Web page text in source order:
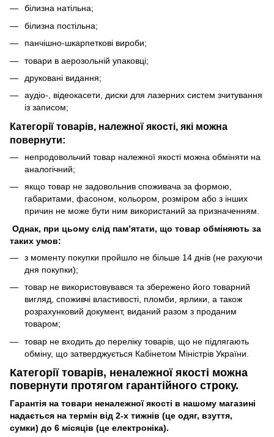
білизна натільна;
білизна постільна;
панчішно-шкарпеткові вироби;
товари в аерозольній упаковці;
друковані видання;
аудіо-, відеокасети, диски для лазерних систем зчитування
із записом;
Категорії товарів, належної якості, які можна
повернути:
непродовольчий товар належної якості можна обміняти на
аналогічний;
якщо товар не задовольнив споживача за формою,
габаритами, фасоном, кольором, розміром або з інших
причин не може бути ним використаний за призначенням.
Однак, при цьому слід пам’ятати, що товар обміняють за
таких умов:
з моменту покупки пройшло не більше 14 днів (не рахуючи
дня покупки);
товар не використовувався та збережено його товарний
вигляд, споживчі властивості, пломби, ярлики, а також
розрахунковий документ, виданий разом з проданим
товаром;
товар не входить до переліку товарів, що не підлягають
обміну, що затверджується Кабінетом Міністрів України
Категорії товарів, неналежної якості можна
повернути протягом гарантійного строку.
Гарантія на товари неналежної якості в нашому магазині
надається на термін від 2-х тижнів (це одяг, взуття,
сумки) до 6 місяців (це електроніка).